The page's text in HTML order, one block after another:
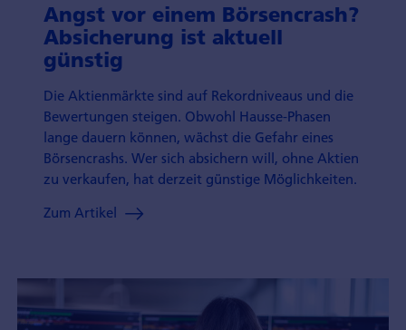
Angst vor einem Börsen­crash?
Absicherung ist aktuell
günstig
Die Aktien­märkte sind auf Rekord­niveaus und die
Bewertungen steigen. Obwohl Hausse-Phasen
lange dauern können, wächst die Gefahr eines
Börsen­crashs. Wer sich absichern will, ohne Aktien
zu verkaufen, hat derzeit günstige Möglich­keiten.
Zum Artikel